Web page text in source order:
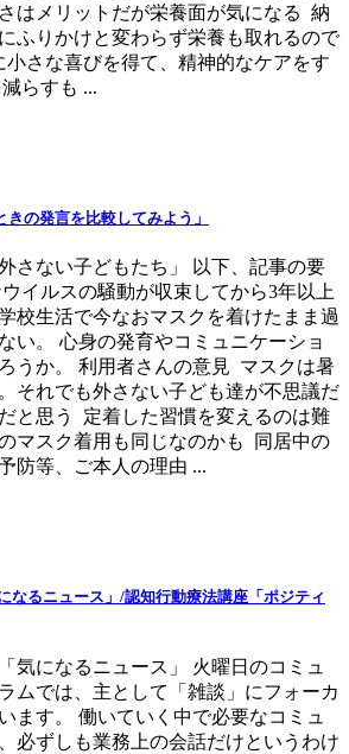
はメリットだが栄養面が気になる 納
ふりかけと変わらず栄養も取れるので
さな喜びを得て、精神的なケアをす
らすも ...
の発言を比較してみよう」
さない子どもたち」 以下、記事の要
イルスの騒動が収束してから3年以上
校生活で今なおマスクを着けたまま過
い。 心身の発育やコミュニケーショ
うか。 利用者さんの意見 マスクは暑
それでも外さない子ども達が不思議だ
と思う 定着した習慣を変えるのは難
マスク着用も同じなのかも 同居中の
防等、ご本人の理由 ...
なるニュース」/認知行動療法講座「ポジティ
気になるニュース」 火曜日のコミュ
ムでは、主として「雑談」にフォーカ
ます。 働いていく中で必要なコミュ
必ずしも業務上の会話だけというわけ